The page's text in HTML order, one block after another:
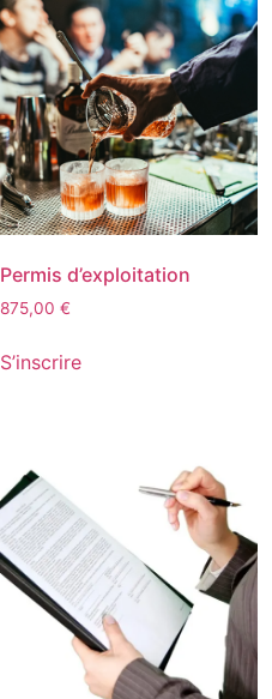
Permis d’exploitation
875,00 €
S’inscrire